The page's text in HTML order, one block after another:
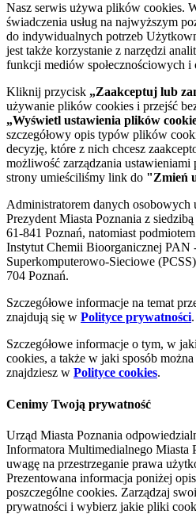
Nasz serwis używa plików cookies.
świadczenia usług na najwyższym
do indywidualnych potrzeb
jest także korzystanie z narzędzi
funkcji mediów społecznościowych i
Kliknij przycisk „Zaakceptuj lub
używanie plików cookies i przejść
„Wyświetl ustawienia plików
szczegółowy opis typów plików
decyzję, które z nich chcesz
możliwość zarządzania
strony umieściliśmy link do "Zmień
Administratorem danych
Prezydent Miasta Poznania z
61-841 Poznań, natomiast
Instytut Chemii Bioorganicznej PAN
Superkomputerowo-Sieciowe
704 Poznań.
Szczegółowe informacje na temat
znajdują się w Polityce prywatności.
Szczegółowe informacje o tym, w
cookies, a także w jaki sposób
znajdziesz w Polityce cookies.
Cenimy Twoją prywatność
Urząd Miasta Poznania
Informatora Multimedialnego Miasta
uwagę na przestrzeganie prawa
Prezentowana informacja poniżej
poszczególne cookies. Zarządzaj
prywatności i wybierz jakie pliki